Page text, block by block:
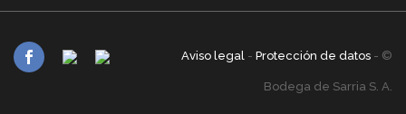
Aviso legal - Protección de datos - ©
Bodega de Sarria S. A.